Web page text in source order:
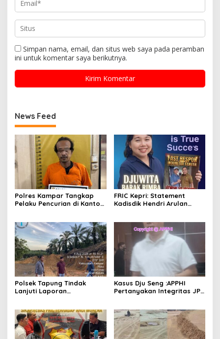
Simpan nama, email, dan situs web saya pada peramban
ini untuk komentar saya berikutnya.
News Feed
Polres Kampar Tangkap
Pelaku Pencurian di Kantor
FRIC Kepri: Statement
Kadisdik Hendri Arulan
Polsek Tapung Tindak
Lanjuti Laporan
Desa Bencah Kelubi
Kasus Dju Seng :APPHI
Pertanyakan Integritas JPU
Jampidsus